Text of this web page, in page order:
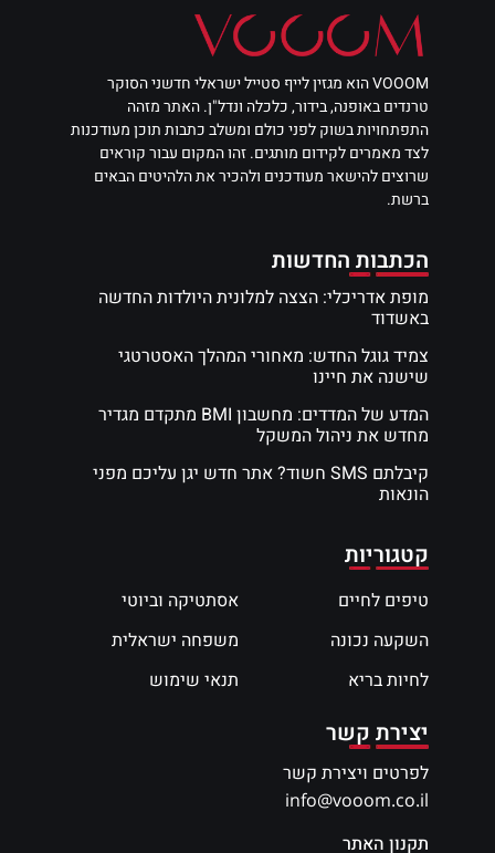
VOOOM הוא מגזין לייף סטייל ישראלי חדשני הסוקר
טרנדים באופנה, בידור, כלכלה ונדל"ן. האתר מזהה
התפתחויות בשוק לפני כולם ומשלב כתבות תוכן מעודכנות
לצד מאמרים לקידום מותגים. זהו המקום עבור קוראים
שרוצים להישאר מעודכנים ולהכיר את הלהיטים הבאים
ברשת.
הכתבות החדשות
מופת אדריכלי: הצצה למלונית היולדות החדשה
באשדוד
צמיד גוגל החדש: מאחורי המהלך האסטרטגי
שישנה את חיינו
המדע של המדדים: מחשבון BMI מתקדם מגדיר
מחדש את ניהול המשקל
קיבלתם SMS חשוד? אתר חדש יגן עליכם מפני
הונאות
קטגוריות
טיפים לחיים
השקעה נכונה
לחיות בריא
אסתטיקה וביוטי
משפחה ישראלית
תנאי שימוש
יצירת קשר
לפרטים ויצירת קשר
info@vooom.co.il
תקנון האתר